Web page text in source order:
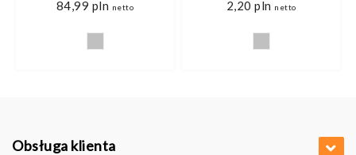
84,99 pln netto 2,20 pln netto
Obsługa klienta